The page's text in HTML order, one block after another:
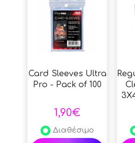
Card Sleeves Ultra
Pro - Pack of 100
1,90€
Διαθέσιμο